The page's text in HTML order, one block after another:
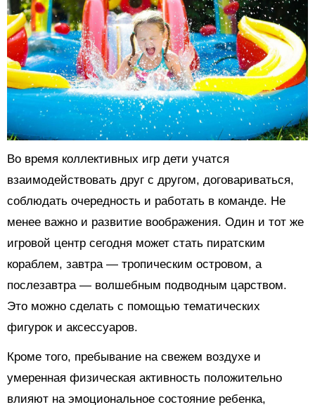
Во время коллективных игр дети учатся
взаимодействовать друг с другом, договариваться,
соблюдать очередность и работать в команде. Не
менее важно и развитие воображения. Один и тот же
игровой центр сегодня может стать пиратским
кораблем, завтра — тропическим островом, а
послезавтра — волшебным подводным царством.
Это можно сделать с помощью тематических
фигурок и аксессуаров.
Кроме того, пребывание на свежем воздухе и
умеренная физическая активность положительно
влияют на эмоциональное состояние ребенка,